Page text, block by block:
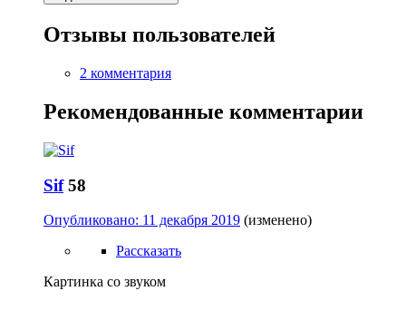
Отзывы пользователей
2 комментария
Рекомендованные комментарии
Sif 58
Опубликовано: 11 декабря 2019 (изменено)
Рассказать
Картинка со звуком